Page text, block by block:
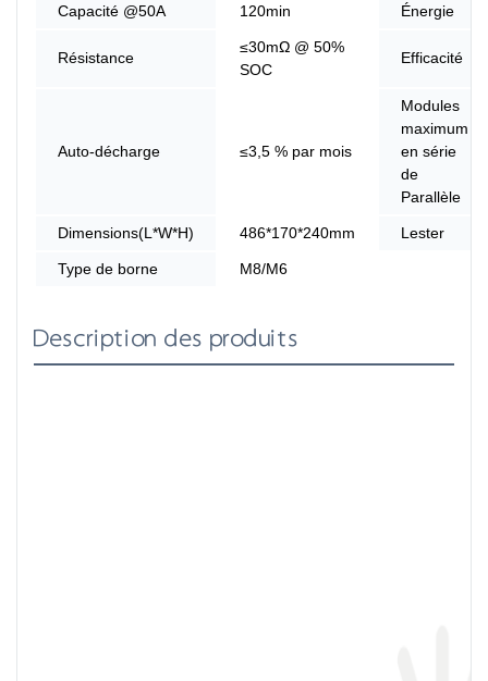
Capacité @50A 120min Énergie
Résistance
≤30mΩ @ 50%
SOC
Efficacité
Auto-décharge ≤3,5 % par mois
Modules
maximum
en série
de
Parallèle
Dimensions(L*W*H) 486*170*240mm Lester
Type de borne M8/M6
Description des produits